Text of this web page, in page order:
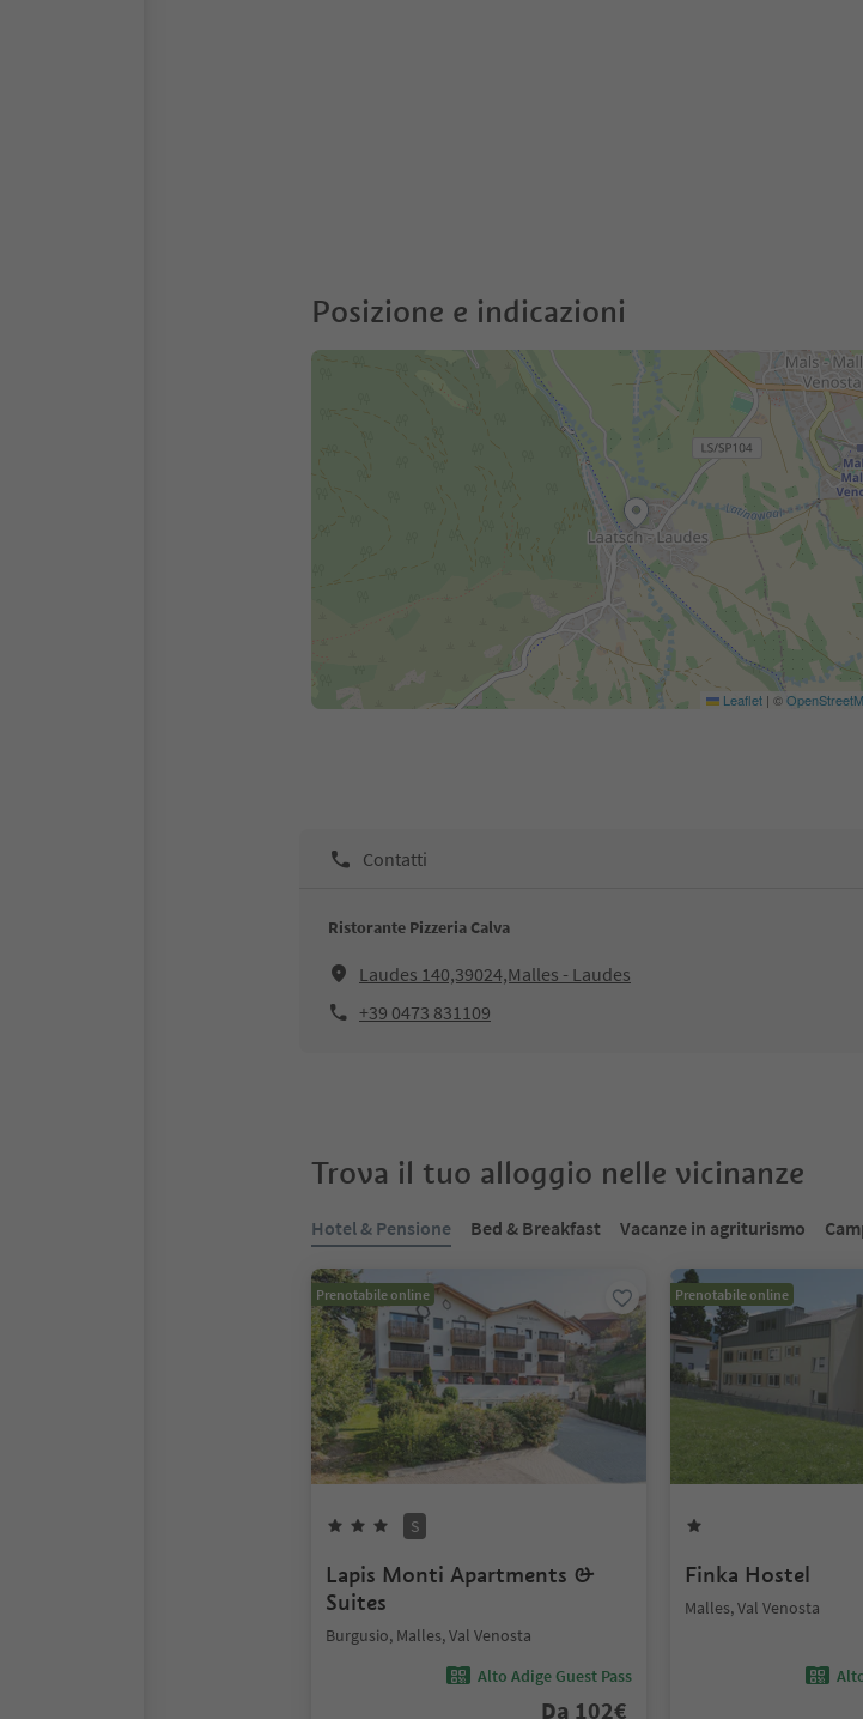
Posizione e indicazioni
Leaflet | ©
Contatti
Ristorante Pizzeria Calva
Laudes 140,39024,Malles - Laudes
+39 0473 831109
Trova il tuo alloggio nelle vicinanze
Hotel & Pensione Bed & Breakfast Vacanze in agriturismo
Prenotabile online
S
Lapis Monti Apartments &
Suites
Burgusio, Malles, Val Venosta
Alto Adige Guest Pass
Da 102€
Prenotabile online
Finka Hostel
Malles, Val Venosta